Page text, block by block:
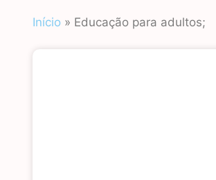
Início » Educação para adultos;